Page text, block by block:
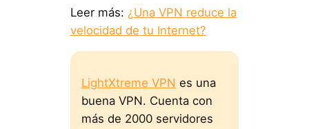
Leer más: ¿Una VPN reduce la
velocidad de tu Internet?
LightXtreme VPN es una
buena VPN. Cuenta con
más de 2000 servidores